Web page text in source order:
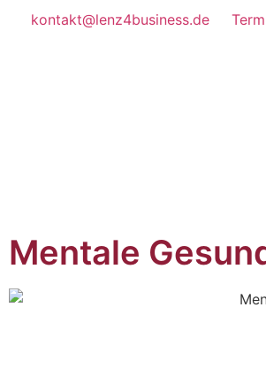
kontakt@lenz4business.de
Mentale